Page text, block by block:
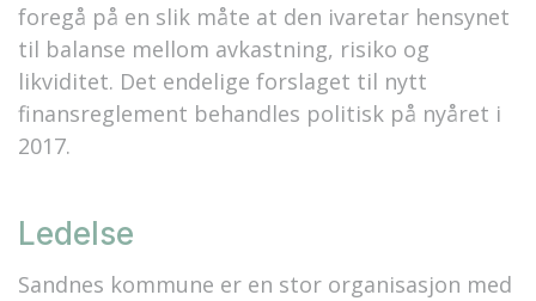
foregå på en slik måte at den ivaretar hensynet
til balanse mellom avkastning, risiko og
likviditet. Det endelige forslaget til nytt
finansreglement behandles politisk på nyåret i
2017.
Ledelse
Sandnes kommune er en stor organisasjon med